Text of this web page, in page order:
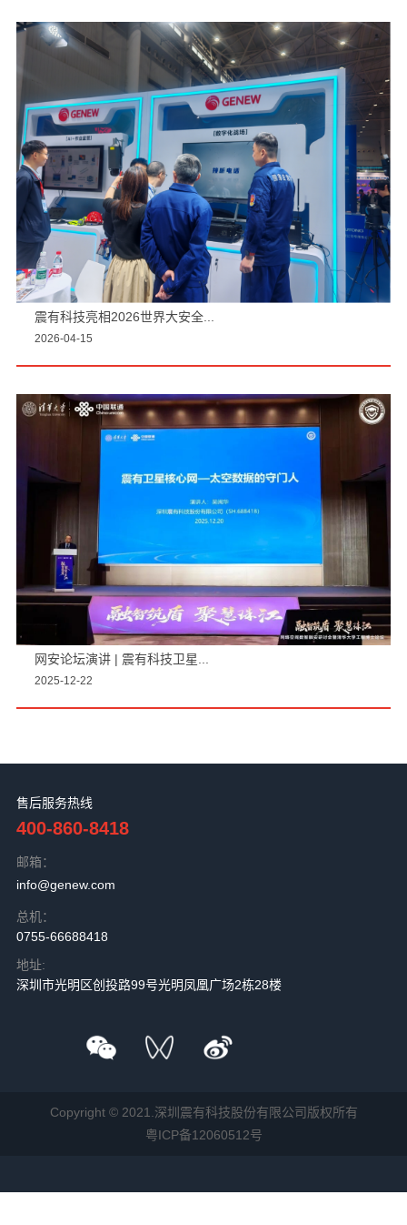
震有科技亮相2026世界大安全...
2026-04-15
网安论坛演讲 | 震有科技卫星...
2025-12-22
售后服务热线
400-860-8418
邮箱：
info@genew.com
总机：
0755-66688418
地址:
深圳市光明区创投路99号光明凤凰广场2栋28楼
Copyright © 2021.深圳震有科技股份有限公司版权所有
粤ICP备12060512号